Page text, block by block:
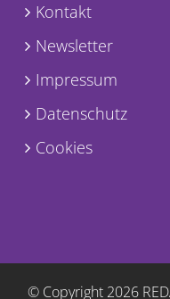
Kontakt
Newsletter
Impressum
Datenschutz
Cookies
© Copyright 2026